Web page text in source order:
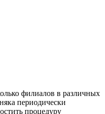
филиалов в различных
периодически
процедуру